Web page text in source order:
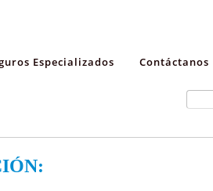
Especializados Contáctanos